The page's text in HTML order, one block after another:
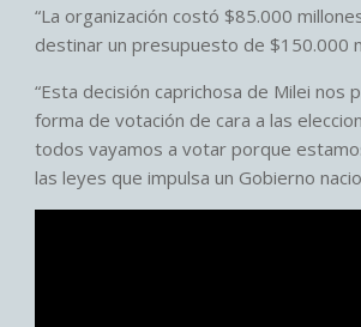
“La organización costó $85.000
destinar un presupuesto de $150.000
“Esta decisión caprichosa de Milei
forma de votación de cara a las
todos vayamos a votar porque
las leyes que impulsa un Gobierno